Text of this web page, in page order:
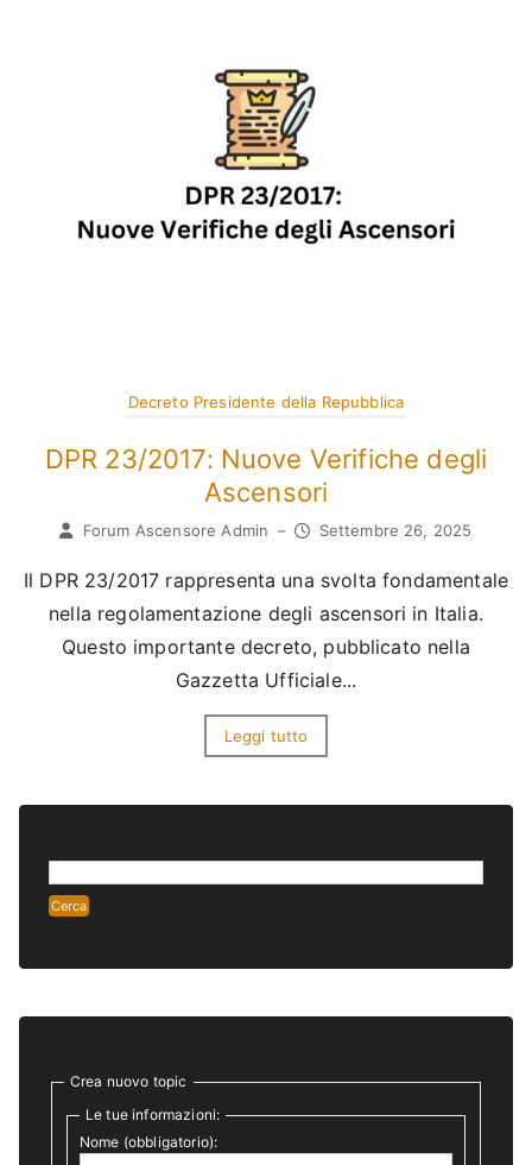
Decreto Presidente della Repubblica
DPR 23/2017: Nuove Verifiche degli
Ascensori
Forum Ascensore Admin – Settembre 26, 2025
Il DPR 23/2017 rappresenta una svolta fondamentale
nella regolamentazione degli ascensori in Italia.
Questo importante decreto, pubblicato nella
Gazzetta Ufficiale...
Leggi tutto
Crea nuovo topic
Le tue informazioni:
Nome (obbligatorio):